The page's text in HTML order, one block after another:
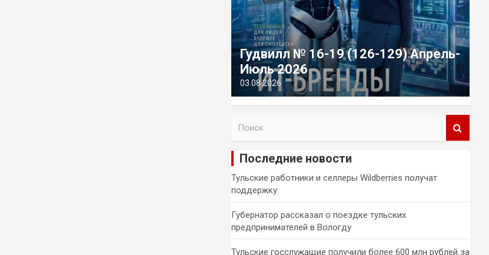
Гудвилл № 16-19 (126-129) Апрель-
Июль 2026
03.08.2026
и
Последние новости
Тульские работники и селлеры Wildberries получат
поддержку
Губернатор рассказал о поездке тульских
предпринимателей в Вологду
Тульские госслужащие получили более 600 млн рублей за